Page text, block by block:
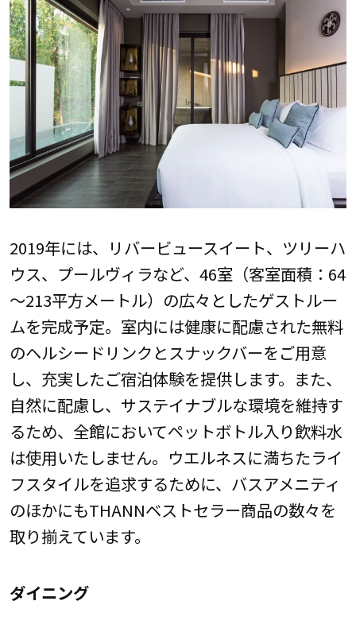
2019年には、リバービュースイート、ツリーハ
ウス、プールヴィラなど、46室（客室面積：64
～213平方メートル）の広々としたゲストルー
ムを完成予定。室内には健康に配慮された無料
のヘルシードリンクとスナックバーをご用意
し、充実したご宿泊体験を提供します。また、
自然に配慮し、サステイナブルな環境を維持す
るため、全館においてペットボトル入り飲料水
は使用いたしません。ウエルネスに満ちたライ
フスタイルを追求するために、バスアメニティ
のほかにもTHANNベストセラー商品の数々を
取り揃えています。
ダイニング